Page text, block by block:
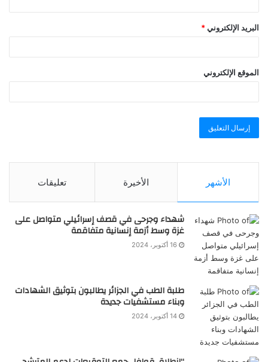
البريد الإلكتروني *
الموقع الإلكتروني
الأشهر الأخيرة تعليقات
شهداء وجرحى في قصف إسرائيلي متواصل على
غزة وسط أزمة إنسانية متفاقمة
16 أكتوبر، 2024
طلبة الطب في الجزائر يطالبون بتوثيق الشهادات
وبناء مستشفيات جديدة
14 أكتوبر، 2024